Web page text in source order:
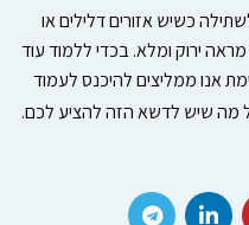
כשיש אזורים דלילים או
ירוק ומלא. בכדי ללמוד עוד
אנו ממליצים להיכנס לעמוד
מה שיש לדשא הזה להציע לכם.